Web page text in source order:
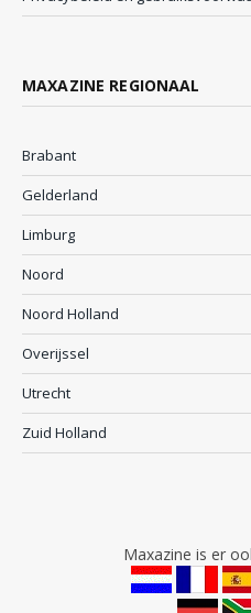
MAXAZINE REGIONAAL
Brabant
Gelderland
Limburg
Noord
Noord Holland
Overijssel
Utrecht
Zuid Holland
Maxazine is er